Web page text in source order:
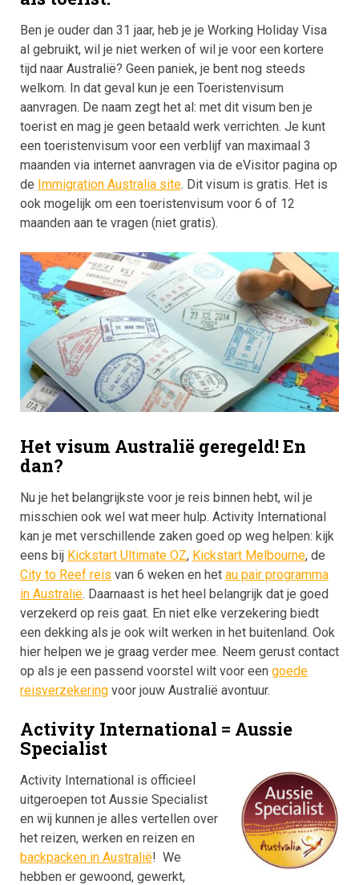
Ben je ouder dan 31 jaar, heb je je Working Holiday Visa
al gebruikt, wil je niet werken of wil je voor een kortere
tijd naar Australië? Geen paniek, je bent nog steeds
welkom. In dat geval kun je een Toeristenvisum
aanvragen. De naam zegt het al: met dit visum ben je
toerist en mag je geen betaald werk verrichten. Je kunt
een toeristenvisum voor een verblijf van maximaal 3
maanden via internet aanvragen via de eVisitor pagina op
de Immigration Australia site. Dit visum is gratis. Het is
ook mogelijk om een toeristenvisum voor 6 of 12
maanden aan te vragen (niet gratis).
Het visum Australië geregeld! En
dan?
Nu je het belangrijkste voor je reis binnen hebt, wil je
misschien ook wel wat meer hulp. Activity International
kan je met verschillende zaken goed op weg helpen: kijk
eens bij Kickstart Ultimate OZ, Kickstart Melbourne, de
City to Reef reis van 6 weken en het au pair programma
in Australië. Daarnaast is het heel belangrijk dat je goed
verzekerd op reis gaat. En niet elke verzekering biedt
een dekking als je ook wilt werken in het buitenland. Ook
hier helpen we je graag verder mee. Neem gerust contact
op als je een passend voorstel wilt voor een goede
reisverzekering voor jouw Australië avontuur.
Activity International = Aussie
Specialist
Activity International is officieel
uitgeroepen tot Aussie Specialist
en wij kunnen je alles vertellen over
het reizen, werken en reizen en
backpacken in Australië! We
hebben er gewoond, gewerkt,